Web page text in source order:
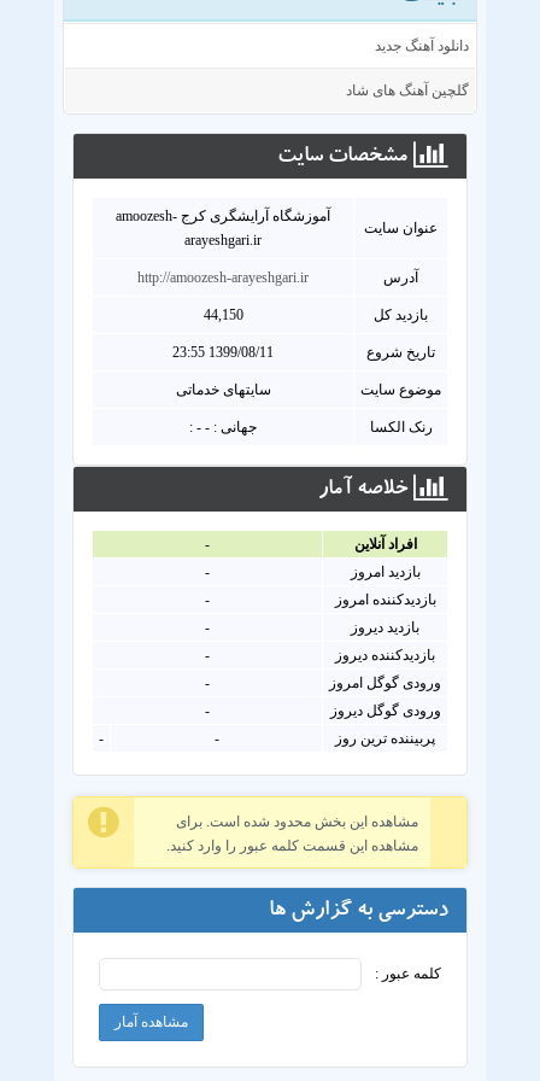
دانلود آهنگ جدید
گلچین آهنگ های شاد
مشخصات سايت
عنوان سايت
آموزشگاه آرایشگری کرج amoozesh-
arayeshgari.ir
آدرس http://amoozesh-arayeshgari.ir
بازدید کل 44,150
تاریخ شروع 1399/08/11 23:55
موضوع سایت سایتهای خدماتی
رنک الکسا جهانی : - - :
خلاصه آمار
افراد آنلاين
-
بازدید امروز
-
بازدیدکننده امروز
-
بازدید دیروز
-
بازدیدکننده دیروز
-
ورودی گوگل امروز
-
ورودی گوگل دیروز
-
پربیننده ترین روز
-
-
مشاهده این بخش محدود شده است. برای
مشاهده این قسمت کلمه عبور را وارد کنید.
دسترسی به گزارش ها
کلمه عبور :